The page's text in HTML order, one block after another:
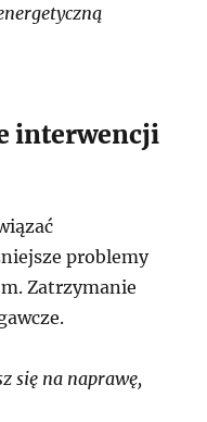
interwencji
problemy
Zatrzymanie
się na naprawę,